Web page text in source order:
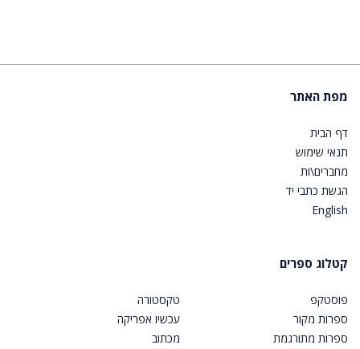
מפת האתר
דף הבית
תנאי שימוש
מחברים\ות
הגשת כתבי יד
English
קטלוג ספרים
פוסטקפ
ספרות מקור
ספרות מתורגמת
טקסטורה
עכשיו אפריקה
מכתוב